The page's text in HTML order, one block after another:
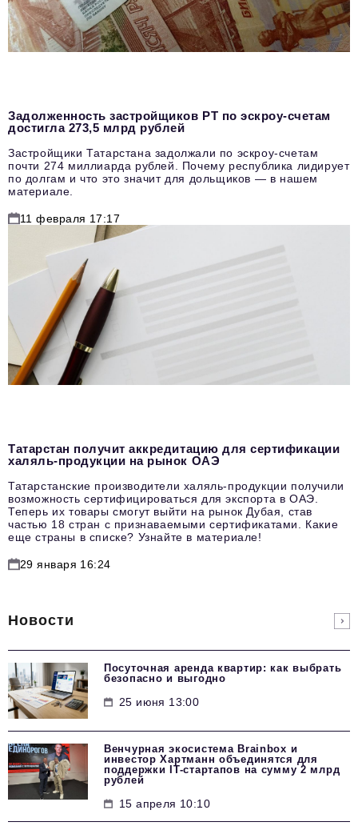
Задолженность застройщиков РТ по эскроу-счетам
достигла 273,5 млрд рублей
Застройщики Татарстана задолжали по эскроу-счетам
почти 274 миллиарда рублей. Почему республика лидирует
по долгам и что это значит для дольщиков — в нашем
материале.
11 февраля 17:17
Татарстан получит аккредитацию для сертификации
халяль-продукции на рынок ОАЭ
Татарстанские производители халяль-продукции получили
возможность сертифицироваться для экспорта в ОАЭ.
Теперь их товары смогут выйти на рынок Дубая, став
частью 18 стран с признаваемыми сертификатами. Какие
еще страны в списке? Узнайте в материале!
29 января 16:24
Новости
Посуточная аренда квартир: как выбрать
безопасно и выгодно
25 июня 13:00
Венчурная экосистема Brainbox и
инвестор Хартманн объединятся для
поддержки IT-стартапов на сумму 2 млрд
рублей
15 апреля 10:10